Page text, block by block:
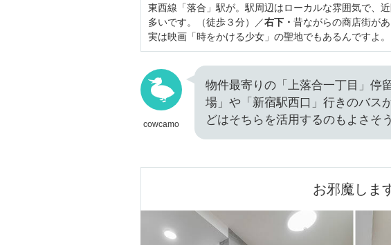
東西線「落合」駅が。駅周辺はローカルな雰囲気で、
多いです。（徒歩３分）／右下・ 昔ながらの商店街が
実は映画「時をかける少女」の聖地でもあるんですよ。
cowcamo
物件最寄りの「上落合一丁目」停
場」や「新宿駅西口」行きのバス
どはそちらを活用するのもよさそう
お邪魔しま